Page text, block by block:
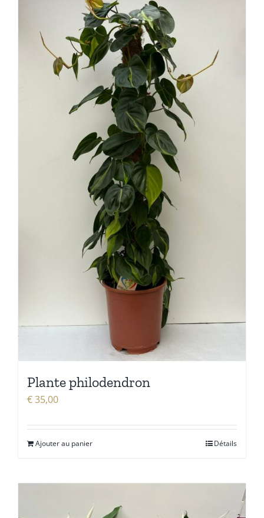
Plante philodendron
€35,00
Ajouter au panier Détails